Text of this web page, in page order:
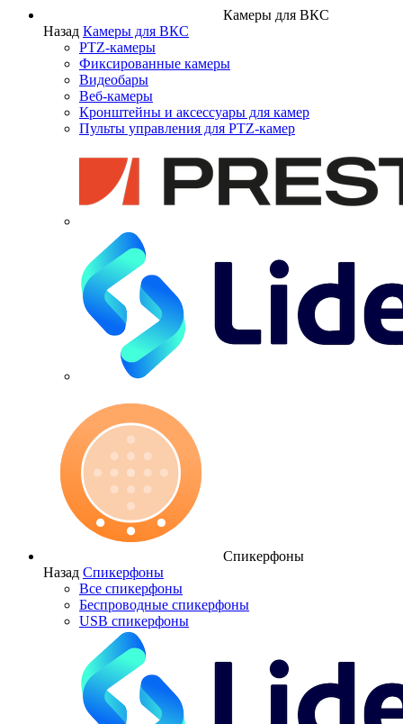
Камеры для ВКС
Назад Камеры для ВКС
PTZ-камеры
Фиксированные камеры
Видеобары
Веб-камеры
Кронштейны и аксессуары для камер
Пульты управления для PTZ-камер
Спикерфоны
Назад Спикерфоны
Все спикерфоны
Беспроводные спикерфоны
USB спикерфоны